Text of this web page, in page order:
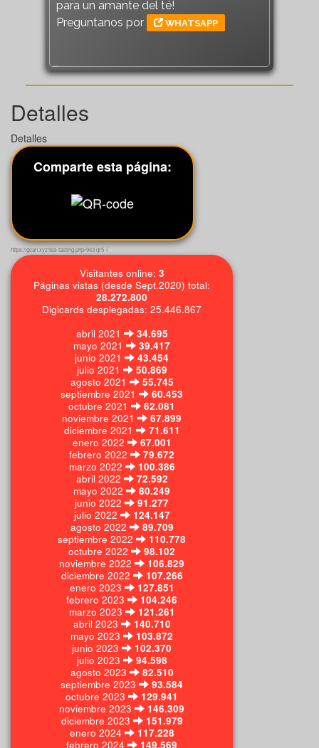
para un amante del té!
Preguntanos por
WHATSAPP
947
Detalles
Detalles
Comparte esta página:
https://gcan.xyz/tea-tasting.php•943 qr5 √
Visitantes online: 3
Páginas vistas (desde Sept.2020) total:
28.272.800
Digicards desplegadas: 25.446.867
abril 2021
34.695
mayo 2021
39.417
junio 2021
43.454
julio 2021
50.869
agosto 2021
55.745
septiembre 2021
60.453
octubre 2021
62.081
noviembre 2021
67.899
diciembre 2021
71.611
enero 2022
67.001
febrero 2022
79.672
marzo 2022
100.386
abril 2022
72.592
mayo 2022
80.249
junio 2022
91.277
julio 2022
124.147
agosto 2022
89.709
septiembre 2022
110.778
octubre 2022
98.102
noviembre 2022
106.829
diciembre 2022
107.266
enero 2023
127.851
febrero 2023
104.246
marzo 2023
121.261
abril 2023
140.710
mayo 2023
103.872
junio 2023
102.370
julio 2023
94.598
agosto 2023
82.510
septiembre 2023
93.584
octubre 2023
129.941
noviembre 2023
146.309
diciembre 2023
151.979
enero 2024
117.228
febrero 2024
149.569